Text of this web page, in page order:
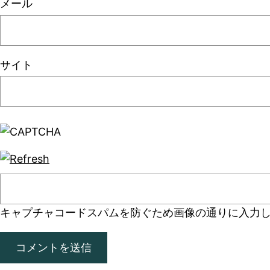
メール
サイト
キャプチャコードスパムを防ぐため画像の通りに入力し